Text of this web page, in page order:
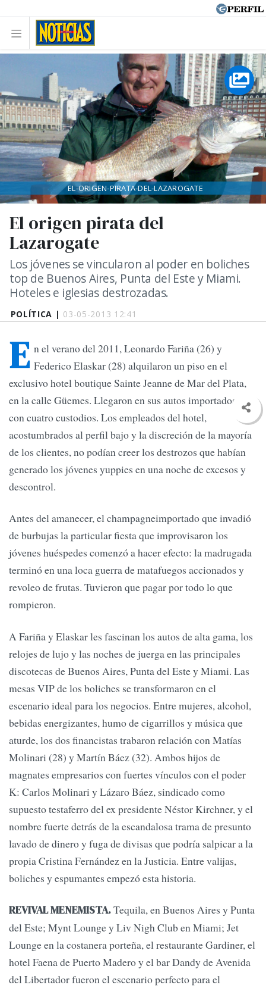
POLÍTICA | 03-05-2013 12:41
El origen pirata del
Lazarogate
Los jóvenes se vincularon al poder en boliches
top de Buenos Aires, Punta del Este y Miami.
Hoteles e iglesias destrozadas.
EL-ORIGEN-PIRATA-DEL-LAZAROGATE
E n el verano del 2011, Leonardo Fariña (26) y
Federico Elaskar (28) alquilaron un piso en el
exclusivo hotel boutique Sainte Jeanne de Mar del Plata,
en la calle Güemes. Llegaron en sus autos importados y
con cuatro custodios. Los empleados del hotel,
acostumbrados al perfil bajo y la discreción de la mayoría
de los clientes, no podían creer los destrozos que habían
generado los jóvenes yuppies en una noche de excesos y
descontrol.
Antes del amanecer, el champagneimportado que invadió
de burbujas la particular fiesta que improvisaron los
jóvenes huéspedes comenzó a hacer efecto: la madrugada
terminó en una loca guerra de matafuegos accionados y
revoleo de frutas. Tuvieron que pagar por todo lo que
rompieron.
A Fariña y Elaskar les fascinan los autos de alta gama, los
relojes de lujo y las noches de juerga en las principales
discotecas de Buenos Aires, Punta del Este y Miami. Las
mesas VIP de los boliches se transformaron en el
escenario ideal para los negocios. Entre mujeres, alcohol,
bebidas energizantes, humo de cigarrillos y música que
aturde, los dos financistas trabaron relación con Matías
Molinari (28) y Martín Báez (32). Ambos hijos de
magnates empresarios con fuertes vínculos con el poder
K: Carlos Molinari y Lázaro Báez, sindicado como
supuesto testaferro del ex presidente Néstor Kirchner, y el
nombre fuerte detrás de la escandalosa trama de presunto
lavado de dinero y fuga de divisas que podría salpicar a la
propia Cristina Fernández en la Justicia. Entre valijas,
boliches y espumantes empezó esta historia.
REVIVAL MENEMISTA.Tequila, en Buenos Aires y Punta
del Este; Mynt Lounge y Liv Nigh Club en Miami; Jet
Lounge en la costanera porteña, el restaurante Gardiner, el
hotel Faena de Puerto Madero y el bar Dandy de Avenida
del Libertador fueron el escenario perfecto para el